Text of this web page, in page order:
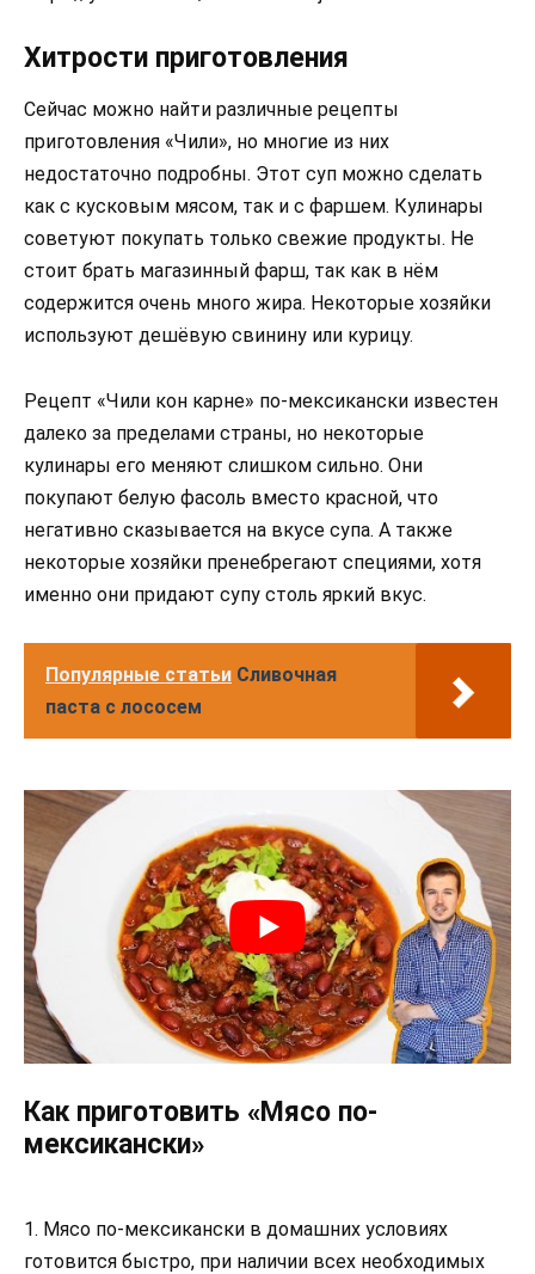
Хитрости приготовления
Сейчас можно найти различные рецепты
приготовления «Чили», но многие из них
недостаточно подробны. Этот суп можно сделать
как с кусковым мясом, так и с фаршем. Кулинары
советуют покупать только свежие продукты. Не
стоит брать магазинный фарш, так как в нём
содержится очень много жира. Некоторые хозяйки
используют дешёвую свинину или курицу.
Рецепт «Чили кон карне» по-мексикански известен
далеко за пределами страны, но некоторые
кулинары его меняют слишком сильно. Они
покупают белую фасоль вместо красной, что
негативно сказывается на вкусе супа. А также
некоторые хозяйки пренебрегают специями, хотя
именно они придают супу столь яркий вкус.
Популярные статьи Сливочная
паста с лососем
Как приготовить «Мясо по-
мексикански»
1. Мясо по-мексикански в домашних условиях
готовится быстро, при наличии всех необходимых